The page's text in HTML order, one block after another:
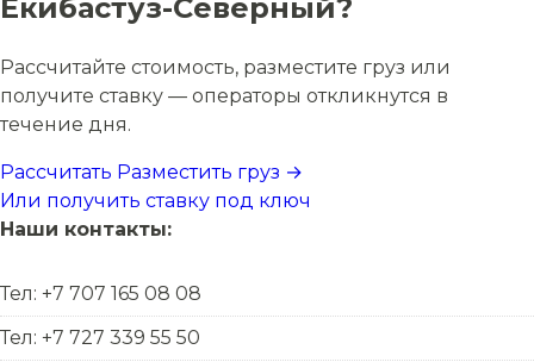
Екибастуз-Северный?
Рассчитайте стоимость, разместите груз или
получите ставку — операторы откликнутся в
течение дня.
Рассчитать Разместить груз →
Или получить ставку под ключ
Наши контакты:
Тел: +7 707 165 08 08
Тел: +7 727 339 55 50